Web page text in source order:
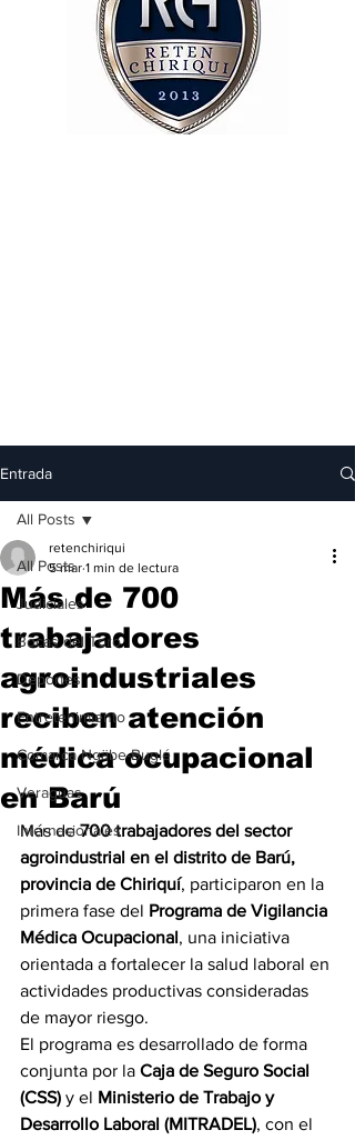
Entrada
All Posts
Judiciales
Bocas del Toro
Deportes
Entretenimiento
Comarca Ngäbe-Buglé
Veraguas
Internacionales
All Posts
Más de 700
trabajadores
agroindustriales
reciben atención
médica ocupacional
en Barú
retenchiriqui
5 mar 1 min de lectura
Más de 700 trabajadores del sector
agroindustrial en el distrito de Barú,
provincia de Chiriquí, participaron en la
primera fase del Programa de Vigilancia
Médica Ocupacional, una iniciativa
orientada a fortalecer la salud laboral en
actividades productivas consideradas
de mayor riesgo.
El programa es desarrollado de forma
conjunta por la Caja de Seguro Social
(CSS) y el Ministerio de Trabajo y
Desarrollo Laboral (MITRADEL), con el